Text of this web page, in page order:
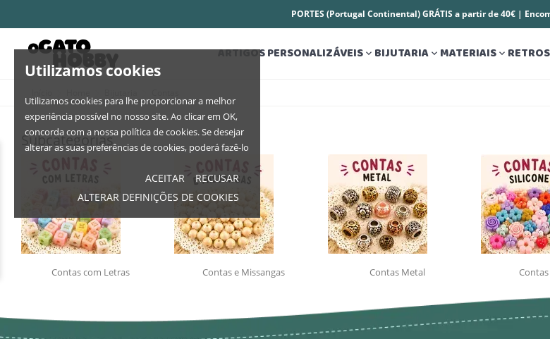
Utilizamos cookies
Utilizamos cookies para lhe proporcionar a melhor
experiência possível no nosso site. Ao clicar em OK,
concorda com a nossa política de cookies. Se desejar
alterar as suas preferências de cookies, poderá fazê-lo
ACEITAR
RECUSAR
ALTERAR DEFINIÇÕES DE COOKIES
PORTES (Portugal Continental) GRÁTIS a partir de 40€ |
ARTIGOS PERSONALIZÁVEIS BIJUTARIA MATERIAIS
Subcategorias
Contas com Letras Contas e Missangas Contas Metal